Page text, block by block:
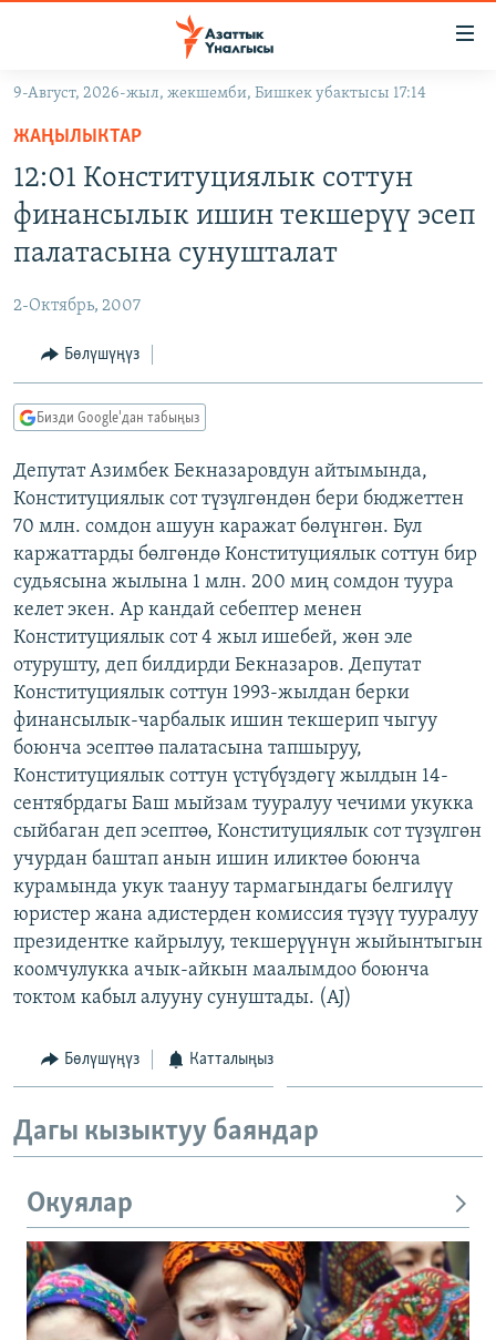
Навигацияга
өтүңүз
салыңыз
МАДАНИЯТ
ДҮЙНӨ
УКРАИНА
ТВ ПРОГРАММАЛАР
БҮГҮН АЗАТТЫКТА
ДАНИСТЕ
АЗАТТЫК+
ПОДКАСТ
ОНЛАЙН ШЕРИНЕ
ЭЕ/АРнун бардык сайттары
9-Август, 2026-жыл, жекшемби, Бишкек убактысы 17:14
ЖАҢЫЛЫКТАР
12:01 Конституциялык соттун
финансылык ишин текшерүү эсеп
палатасына сунушталат
2-Октябрь, 2007
Бөлүшүңүз
Бизди Google'дан табыңыз
Депутат Азимбек Бекназаровдун айтымында,
Конституциялык сот түзүлгөндөн бери бюджеттен
70 млн. сомдон ашуун каражат бөлүнгөн. Бул
каржаттарды бөлгөндө Конституциялык соттун бир
судьясына жылына 1 млн. 200 миң сомдон туура
келет экен. Ар кандай себептер менен
Конституциялык сот 4 жыл ишебей, жөн эле
отурушту, деп билдирди Бекназаров. Депутат
Конституциялык соттун 1993-жылдан берки
финансылык-чарбалык ишин текшерип чыгуу
боюнча эсептөө палатасына тапшыруу,
Конституциялык соттун үстүбүздөгү жылдын 14-
сентябрдагы Баш мыйзам тууралуу чечими укукка
сыйбаган деп эсептөө, Конституциялык сот түзүлгөн
учурдан баштап анын ишин иликтөө боюнча
курамында укук таануу тармагындагы белгилүү
юристер жана адистерден комиссия түзүү тууралуу
президентке кайрылуу, текшерүүнүн жыйынтыгын
коомчулукка ачык-айкын маалымдоо боюнча
токтом кабыл алууну сунуштады. (AJ)
Бөлүшүңүз Катталыңыз
Дагы кызыктуу баяндар
Окуялар